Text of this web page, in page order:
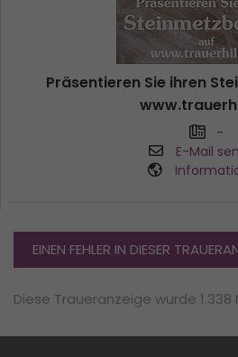
Präsentieren Sie ihren
-
E-Mail
EINEN FEHLER IN DIESER
Diese Traueranzeige wurde